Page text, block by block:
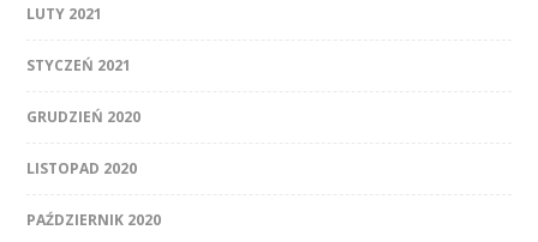
LUTY 2021
STYCZEŃ 2021
GRUDZIEŃ 2020
LISTOPAD 2020
PAŹDZIERNIK 2020